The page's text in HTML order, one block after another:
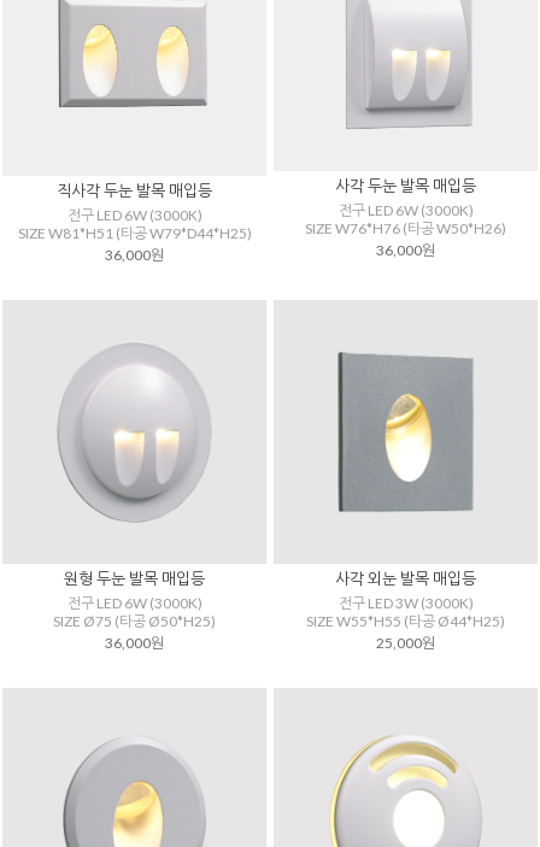
직사각 두눈 발목 매입등
전구 LED 6W (3000K)
SIZE W81*H51 (타공 W79*D44*H25)
36,000원
사각 두눈 발목 매입등
전구 LED 6W (3000K)
SIZE W76*H76 (타공 W50*H26)
36,000원
원형 두눈 발목 매입등
전구 LED 6W (3000K)
SIZE Ø75 (타공 Ø50*H25)
36,000원
사각 외눈 발목 매입등
전구 LED 3W (3000K)
SIZE W55*H55 (타공 Ø44*H25)
25,000원